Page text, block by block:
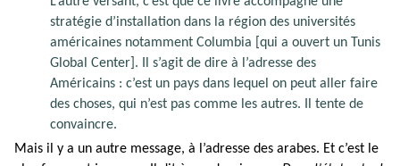
stratégie d’installation dans la région des universités
américaines notamment Columbia [qui a ouvert un Tunis
Global Center]. Il s’agit de dire à l’adresse des
Américains : c’est un pays dans lequel on peut aller faire
des choses, qui n’est pas comme les autres. Il tente de
convaincre.
Mais il y a un autre message, à l’adresse des arabes. Et c’est le